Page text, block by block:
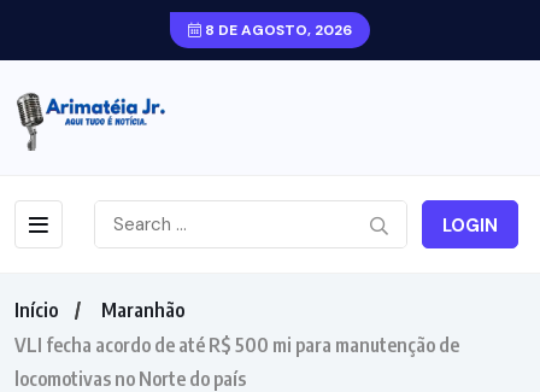
8 DE AGOSTO, 2026
LOGIN
Início
Maranhão
VLI fecha acordo de até R$ 500 mi para manutenção de
locomotivas no Norte do país